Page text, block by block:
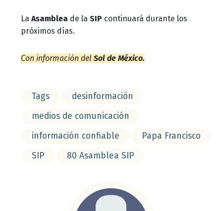
La Asamblea de la SIP continuará durante los
próximos días.
Con información del Sol de México.
Tags
desinformación
medios de comunicación
información confiable
Papa Francisco
SIP
80 Asamblea SIP